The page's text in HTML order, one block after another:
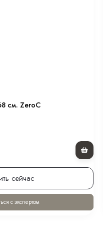
см. ZeroC
сейчас
с экспертом
“хакки” 80 см.
“черный” 80 см.
70 см.